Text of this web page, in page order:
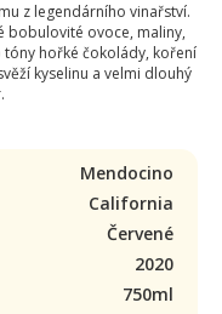
z legendárního vinařství.
bobulovité ovoce, maliny,
tóny hořké čokolády, koření
kyselinu a velmi dlouhý
Mendocino
California
Červené
2020
750ml